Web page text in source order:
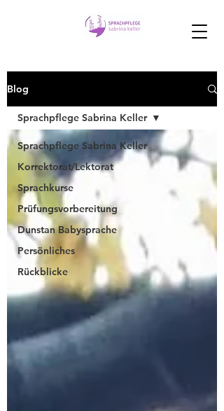
Blog
Sprachpflege Sabrina Keller
Korrektorat/Lektorat
Sprachkurse
Prüfungsvorbereitung
Dunstan Babysprache
Persönliches
Rückblicke
Sprachpflege Sabrina Keller